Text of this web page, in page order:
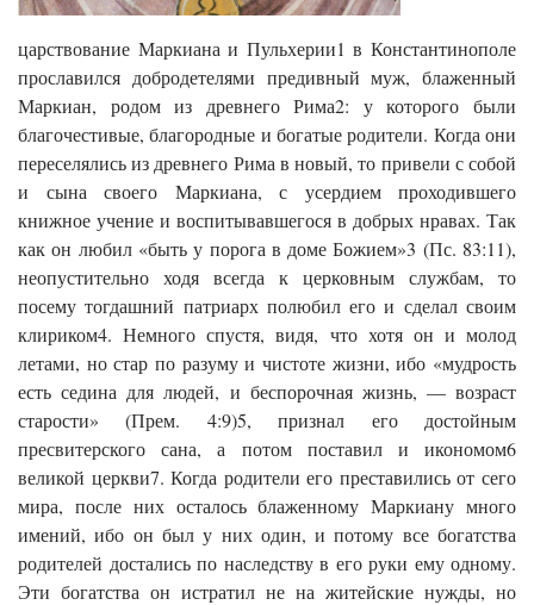
царствование Маркиана и Пульхерии1 в Константинополе
прославился добродетелями предивный муж, блаженный
Маркиан, родом из древнего Рима2: у которого были
благочестивые, благородные и богатые родители. Когда они
переселялись из древнего Рима в новый, то привели с собой
и сына своего Маркиана, с усердием проходившего
книжное учение и воспитывавшегося в добрых нравах. Так
как он любил «быть у порога в доме Божием»3 (Пс. 83:11),
неопустительно ходя всегда к церковным службам, то
посему тогдашний патриарх полюбил его и сделал своим
клириком4. Немного спустя, видя, что хотя он и молод
летами, но стар по разуму и чистоте жизни, ибо «мудрость
есть седина для людей, и беспорочная жизнь, — возраст
старости» (Прем. 4:9)5, признал его достойным
пресвитерского сана, а потом поставил и икономом6
великой церкви7. Когда родители его преставились от сего
мира, после них осталось блаженному Маркиану много
имений, ибо он был у них один, и потому все богатства
родителей достались по наследству в его руки ему одному.
Эти богатства он истратил не на житейские нужды, но